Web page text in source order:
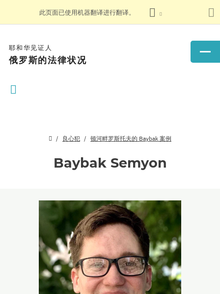
此页面已使用机器翻译进行翻译。
耶和华见证人
俄罗斯的法律状况
良心犯 顿河畔罗斯托夫的 Baybak 案例
Baybak Semyon